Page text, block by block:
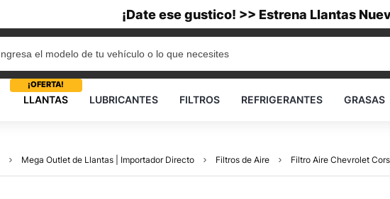
¡Date ese gustico! >> Estrena Llantas
LLANTAS
¡OFERTA!
LUBRICANTES FILTROS REFRIGERANTES GRASAS
Mega Outlet de Llantas | Importador Directo Filtros de Aire Filtro Aire Chevrolet